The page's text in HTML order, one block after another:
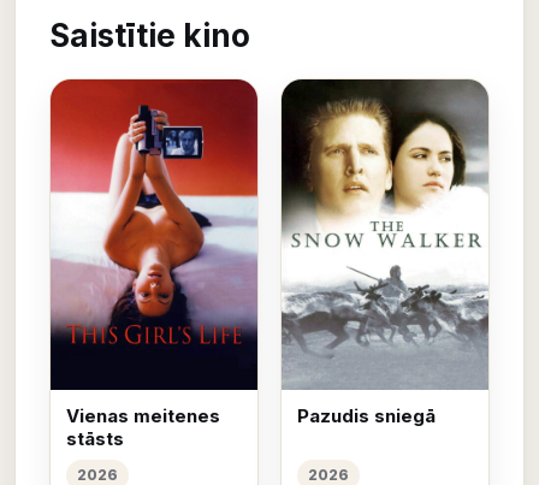
Saistītie kino
Vienas meitenes
stāsts
2026
Pazudis sniegā
2026